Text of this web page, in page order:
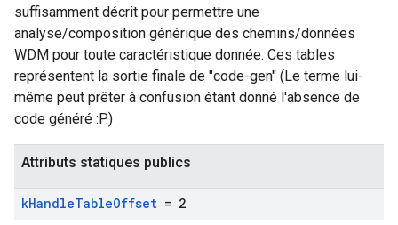
suffisamment décrit pour permettre une
analyse/composition générique des chemins/données
WDM pour toute caractéristique donnée. Ces tables
représentent la sortie finale de "code-gen" (Le terme lui-
même peut prêter à confusion étant donné l'absence de
code généré :P.)
Attributs statiques publics
kHandleTableOffset = 2